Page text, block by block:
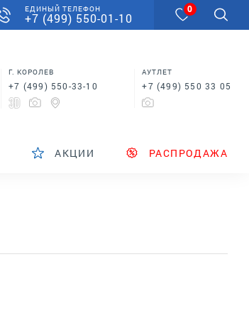
ЕДИНЫЙ ТЕЛЕФОН
+7 (499) 550-01-10
0
Г. КОРОЛЕВ
+7 (499) 550-33-10
АУТЛЕТ
+7 (499) 550 33 05
АКЦИИ РАСПРОДАЖА